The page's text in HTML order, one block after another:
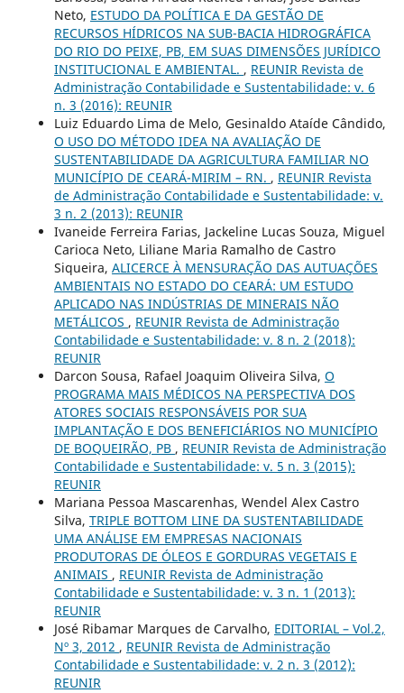
Neto, ESTUDO DA POLÍTICA E DA GESTÃO DE
RECURSOS HÍDRICOS NA SUB-BACIA HIDROGRÁFICA
DO RIO DO PEIXE, PB, EM SUAS DIMENSÕES JURÍDICO
INSTITUCIONAL E AMBIENTAL. , REUNIR Revista de
Administração Contabilidade e Sustentabilidade: v. 6
n. 3 (2016): REUNIR
Luiz Eduardo Lima de Melo, Gesinaldo Ataíde Cândido,
O USO DO MÉTODO IDEA NA AVALIAÇÃO DE
SUSTENTABILIDADE DA AGRICULTURA FAMILIAR NO
MUNICÍPIO DE CEARÁ-MIRIM – RN. , REUNIR Revista
de Administração Contabilidade e Sustentabilidade: v.
3 n. 2 (2013): REUNIR
Ivaneide Ferreira Farias, Jackeline Lucas Souza, Miguel
Carioca Neto, Liliane Maria Ramalho de Castro
Siqueira, ALICERCE À MENSURAÇÃO DAS AUTUAÇÕES
AMBIENTAIS NO ESTADO DO CEARÁ: UM ESTUDO
APLICADO NAS INDÚSTRIAS DE MINERAIS NÃO
METÁLICOS , REUNIR Revista de Administração
Contabilidade e Sustentabilidade: v. 8 n. 2 (2018):
REUNIR
Darcon Sousa, Rafael Joaquim Oliveira Silva, O
PROGRAMA MAIS MÉDICOS NA PERSPECTIVA DOS
ATORES SOCIAIS RESPONSÁVEIS POR SUA
IMPLANTAÇÃO E DOS BENEFICIÁRIOS NO MUNICÍPIO
DE BOQUEIRÃO, PB , REUNIR Revista de Administração
Contabilidade e Sustentabilidade: v. 5 n. 3 (2015):
REUNIR
Mariana Pessoa Mascarenhas, Wendel Alex Castro
Silva, TRIPLE BOTTOM LINE DA SUSTENTABILIDADE
UMA ANÁLISE EM EMPRESAS NACIONAIS
PRODUTORAS DE ÓLEOS E GORDURAS VEGETAIS E
ANIMAIS , REUNIR Revista de Administração
Contabilidade e Sustentabilidade: v. 3 n. 1 (2013):
REUNIR
José Ribamar Marques de Carvalho, EDITORIAL – Vol.2,
Nº 3, 2012 , REUNIR Revista de Administração
Contabilidade e Sustentabilidade: v. 2 n. 3 (2012):
REUNIR